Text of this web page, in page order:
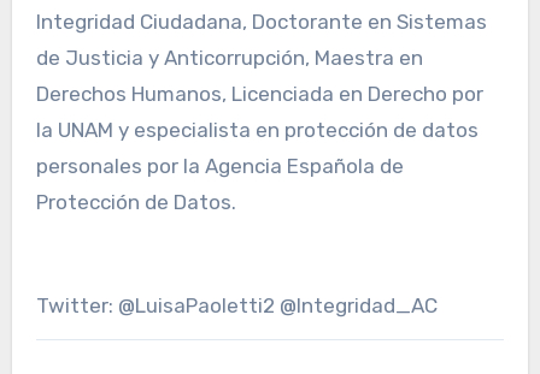
Integridad Ciudadana, Doctorante en Sistemas
de Justicia y Anticorrupción, Maestra en
Derechos Humanos, Licenciada en Derecho por
la UNAM y especialista en protección de datos
personales por la Agencia Española de
Protección de Datos.
Twitter: @LuisaPaoletti2 @Integridad_AC